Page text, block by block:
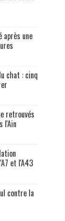
après une
chat : cinq
retrouvés
l'Ain
et l'A43
contre la